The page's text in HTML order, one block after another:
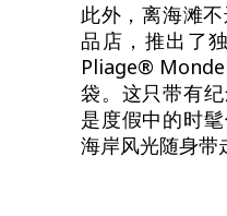
此外，离海滩
品店，推出了
Pliage®
袋。这只带有
是度假中的时
海岸风光随身带